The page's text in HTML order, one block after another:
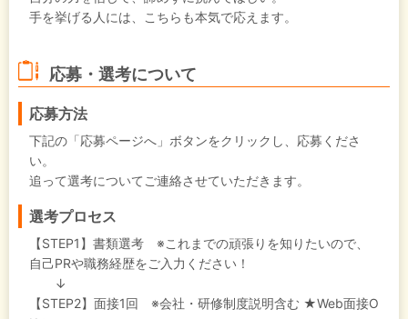
手を挙げる人には、こちらも本気で応えます。
応募・選考について
応募方法
下記の「応募ページへ」ボタンをクリックし、応募くださ
い。
追って選考についてご連絡させていただきます。
選考プロセス
【STEP1】書類選考 ※これまでの頑張りを知りたいので、
自己PRや職務経歴をご入力ください！
↓
【STEP2】面接1回 ※会社・研修制度説明含む ★Web面接O